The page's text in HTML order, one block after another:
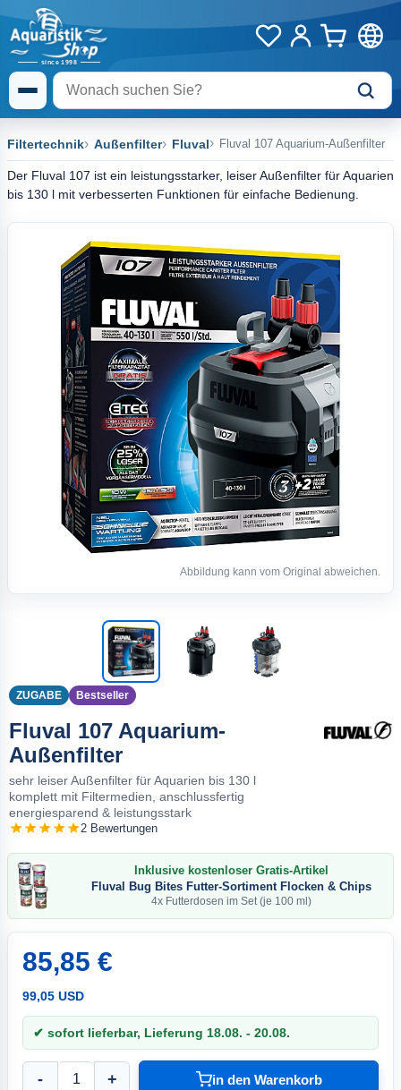
Filtertechnik Außenfilter Fluval Fluval 107 Aquarium-Außenfilter
Der Fluval 107 ist ein leistungsstarker, leiser Außenfilter für Aquarien
bis 130 l mit verbesserten Funktionen für einfache Bedienung.
Abbildung kann vom Original abweichen.
ZUGABE Bestseller
Fluval 107 Aquarium-
Außenfilter
sehr leiser Außenfilter für Aquarien bis 130 l
komplett mit Filtermedien, anschlussfertig
energiesparend & leistungsstark
2 Bewertungen
Inklusive kostenloser Gratis-Artikel
Fluval Bug Bites Futter-Sortiment Flocken & Chips
4x Futterdosen im Set (je 100 ml)
85,85 €
99,05 USD
✔ sofort lieferbar, Lieferung 18.08. - 20.08.
- + in den Warenkorb